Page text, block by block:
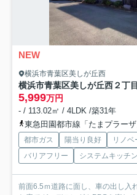
NEW
横浜市青葉区美しが丘西
横浜市青葉区美しが丘西２丁
5,999万円
- / 113.02㎡ / 4LDK /築31年
東急田園都市線「たまプラーザ」
都市ガス 陽当り良好 リノ
バリアフリー
システムキッチン
前面6.5ｍ道路に面し、車の出し入